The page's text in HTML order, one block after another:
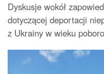
Dyskusje wokół
dotyczącej deportacji
z Ukrainy w wieku